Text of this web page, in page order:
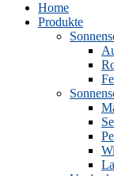
Home
Produkte